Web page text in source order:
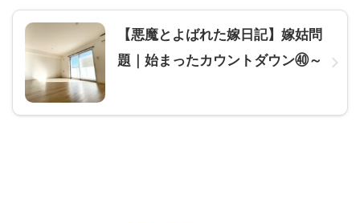
【悪魔とよばれた嫁日記】嫁姑問
題｜始まったカウントダウン㊵～